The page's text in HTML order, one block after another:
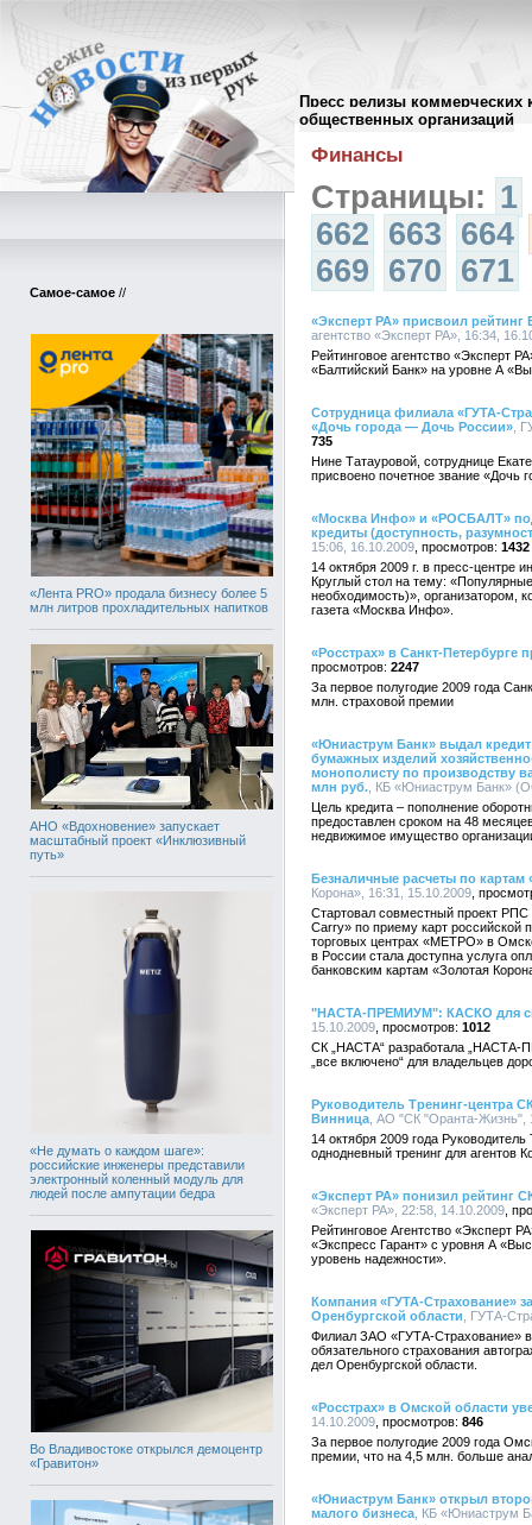
Пресс релизы коммерческих
общественных организаций
Самое-самое //
«Лента PRO» продала бизнесу более 5
млн литров прохладительных напитков
АНО «Вдохновение» запускает
масштабный проект «Инклюзивный
путь»
«Не думать о каждом шаге»:
российские инженеры представили
электронный коленный модуль для
людей после ампутации бедра
Во Владивостоке открылся демоцентр
«Гравитон»
Архив пресс-релизов//
Финансы
Страницы: 1
662 663 664
669 670 671
«Эксперт РА» присвоил
агентство «Эксперт РА», 16:34,
Рейтинговое агентство «Эксперт
«Балтийский Банк» на уровне А
Сотрудница филиала «ГУТА-
«Дочь города — Дочь России» ,
735
Нине Татауровой, сотруднице
присвоено почетное звание «Дочь
«Москва Инфо» и «РОСБАЛТ»
кредиты (доступность,
15:06, 16.10.2009
1432
14 октября 2009 г. в пресс-
Круглый стол на тему:
необходимость)», организатором,
газета «Москва Инфо».
«Росстрах» в Санкт-Петербурге
2247
За первое полугодие 2009 года
млн. страховой премии
«Юниаструм Банк» выдал
бумажных изделий
монополисту по производству
млн руб. , КБ «Юниаструм Банк»
Цель кредита – пополнение
предоставлен сроком на 48
недвижимое имущество
Безналичные расчеты по
Корона», 16:31, 15.10.2009
Стартовал совместный проект
Carry» по приему карт российской
торговых центрах «METPO» в
в России стала доступна услуга
банковским картам «Золотая
"НАСТА-ПРЕМИУМ": КАСКО для
15.10.2009
1012
СК „НАСТА“ разработала „НАСТА-
„все включено“ для владельцев
Руководитель Тренинг-центра
Винница , АО "СК "Оранта-Жизнь",
14 октября 2009 года
однодневный тренинг для агентов
«Эксперт РА» понизил рейтинг
«Эксперт РА», 22:58, 14.10.2009
Рейтинговое Агентство «Эксперт
«Экспресс Гарант» с уровня А
уровень надежности».
Компания «ГУТА-Страхование»
Оренбургской области , ГУТА-
Филиал ЗАО «ГУТА-Страхование» в
обязательного страхования
дел Оренбургской области.
«Росстрах» в Омской области
14.10.2009
846
За первое полугодие 2009 года
премии, что на 4,5 млн. больше
«Юниаструм Банк» открыл
малого бизнеса , КБ «Юниаструм